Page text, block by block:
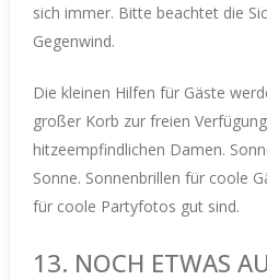
sich immer. Bitte beachtet die
Gegenwind.
Die kleinen Hilfen für Gäste
großer Korb zur freien
hitzeempfindlichen Damen.
Sonne. Sonnenbrillen für coole
für coole Partyfotos gut sind.
13. NOCH ETWAS